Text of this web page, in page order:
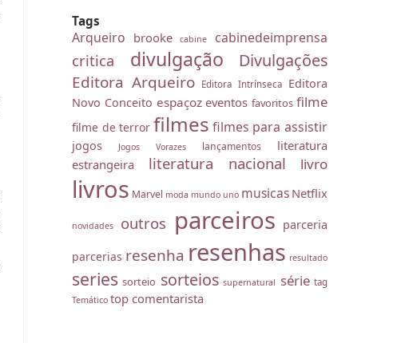
Tags
Arqueiro brooke cabine cabinedeimprensa
critica divulgação Divulgações
Editora Arqueiro Editora Intrínseca Editora
Novo Conceito espaçoz eventos favoritos filme
filme de terror filmes filmes para assistir
jogos Jogos Vorazes lançamentos
literatura
estrangeira
literatura nacional livro
livros Marvel moda mundo uno musicas Netflix
novidades outros parceiros parceria
parcerias resenha resenhas resultado
series sorteio sorteios supernatural série tag
Temático top comentarista